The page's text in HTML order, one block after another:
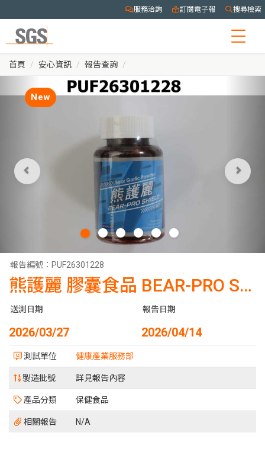
服務洽詢 訂閱電子報 搜尋檢索
首頁 安心資訊 報告查詢
New
報告編號： PUF26301228
熊護麗 膠囊食品 BEAR-PRO SHIELD
送測日期
2026/03/27
報告日期
2026/04/14
測試單位 健康產業服務部
製造批號 詳見報告內容
產品分類 保健食品
相關報告 N/A